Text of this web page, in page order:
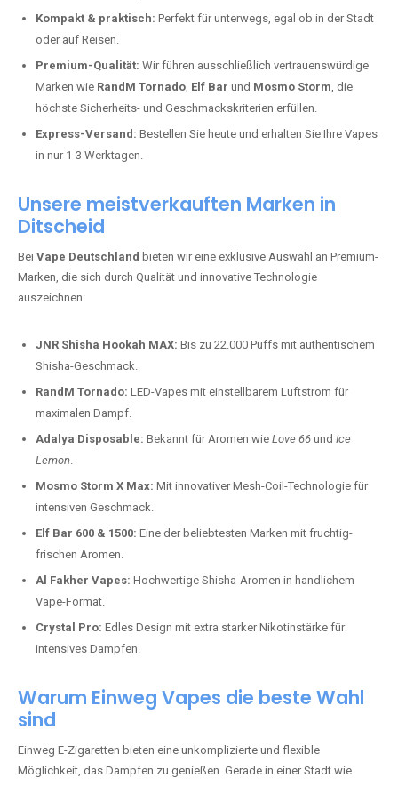
Kompakt & praktisch: Perfekt für unterwegs, egal ob in der Stadt
oder auf Reisen.
Premium-Qualität: Wir führen ausschließlich vertrauenswürdige
Marken wie RandM Tornado, Elf Bar und Mosmo Storm, die
höchste Sicherheits- und Geschmackskriterien erfüllen.
Express-Versand: Bestellen Sie heute und erhalten Sie Ihre Vapes
in nur 1-3 Werktagen.
Unsere meistverkauften Marken in
Ditscheid
Bei Vape Deutschland bieten wir eine exklusive Auswahl an Premium-
Marken, die sich durch Qualität und innovative Technologie
auszeichnen:
JNR Shisha Hookah MAX: Bis zu 22.000 Puffs mit authentischem
Shisha-Geschmack.
RandM Tornado: LED-Vapes mit einstellbarem Luftstrom für
maximalen Dampf.
Adalya Disposable: Bekannt für Aromen wie Love 66 und Ice
Lemon.
Mosmo Storm X Max: Mit innovativer Mesh-Coil-Technologie für
intensiven Geschmack.
Elf Bar 600 & 1500: Eine der beliebtesten Marken mit fruchtig-
frischen Aromen.
Al Fakher Vapes: Hochwertige Shisha-Aromen in handlichem
Vape-Format.
Crystal Pro: Edles Design mit extra starker Nikotinstärke für
intensives Dampfen.
Warum Einweg Vapes die beste Wahl
sind
Einweg E-Zigaretten bieten eine unkomplizierte und flexible
Möglichkeit, das Dampfen zu genießen. Gerade in einer Stadt wie